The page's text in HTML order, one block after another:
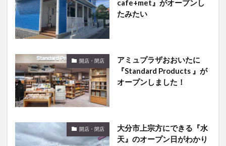
cafe+met』がオープンし
たみたい
開店・閉店
アミュプラザおおいたに
『Standard Products 』が
オープンしました！
開店・閉店
大分市上宗方にできる『水
天』のオープン日がわかり